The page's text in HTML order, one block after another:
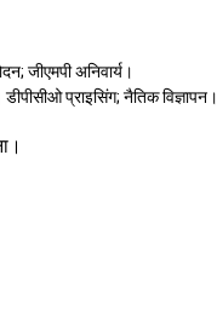
जीएमपी अनिवार्य।
प्राइसिंग; नैतिक विज्ञापन।